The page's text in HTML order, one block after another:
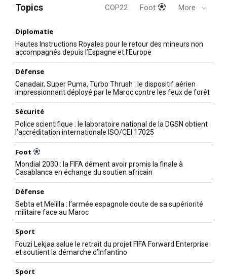
Topics COP22 Foot More
Diplomatie
Hautes Instructions Royales pour le retour des mineurs non
accompagnés depuis l’Espagne et l’Europe
Défense
Canadair, Super Puma, Turbo Thrush : le dispositif aérien
impressionnant déployé par le Maroc contre les feux de forêt
Sécurité
Police scientifique : le laboratoire national de la DGSN obtient
l’accréditation internationale ISO/CEI 17025
Foot
Mondial 2030 : la FIFA dément avoir promis la finale à
Casablanca en échange du soutien africain
Défense
Sebta et Melilla : l’armée espagnole doute de sa supériorité
militaire face au Maroc
Sport
Fouzi Lekjaa salue le retrait du projet FIFA Forward Enterprise
et soutient la démarche d’Infantino
Sport